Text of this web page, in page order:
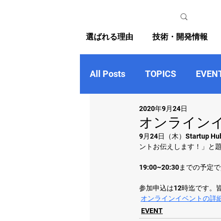
選ばれる理由 技術・開発情報
All Posts TOPICS
オンライン
2020年9月24日
9月24日（木）Startup
ントお伝えします！」と
19:00~20:30までの予定
参加申込は12時迄です。
オンラインイベントの詳
EVENT